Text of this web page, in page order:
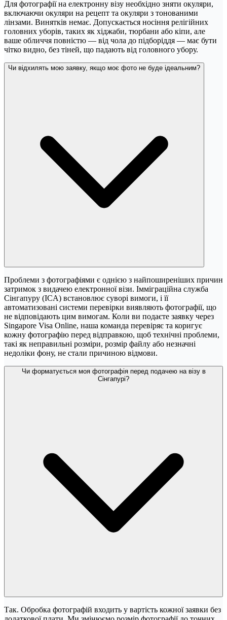
Для фотографії на електронну візу необхідно зняти окуляри,
включаючи окуляри на рецепт та окуляри з тонованими
лінзами. Винятків немає. Допускається носіння релігійних
головних уборів, таких як хіджаби, тюрбани або кіпи, але
ваше обличчя повністю — від чола до підборіддя — має бути
чітко видно, без тіней, що падають від головного убору.
Чи відхилять мою заявку, якщо моє фото не буде ідеальним?
Проблеми з фотографіями є однією з найпоширеніших причин
затримок з видачею електронної візи. Імміграційна служба
Сінгапуру (ICA) встановлює суворі вимоги, і її
автоматизовані системи перевірки виявляють фотографії, що
не відповідають цим вимогам. Коли ви подаєте заявку через
Singapore Visa Online, наша команда перевіряє та коригує
кожну фотографію перед відправкою, щоб технічні проблеми,
такі як неправильні розміри, розмір файлу або незначні
недоліки фону, не стали причиною відмови.
Чи форматується моя фотографія перед подачею на візу в
Сінгапурі?
Так. Обробка фотографій входить у вартість кожної заявки без